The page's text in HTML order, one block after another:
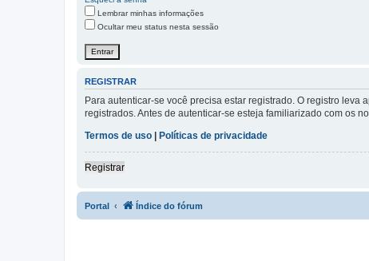
Lembrar minhas informações
Ocultar meu status nesta sessão
REGISTRAR
Para autenticar-se você precisa estar registrado. O registro
registrados. Antes de autenticar-se esteja familiarizado com os
Termos de uso | Políticas de privacidade
Registrar
Portal Índice do fórum